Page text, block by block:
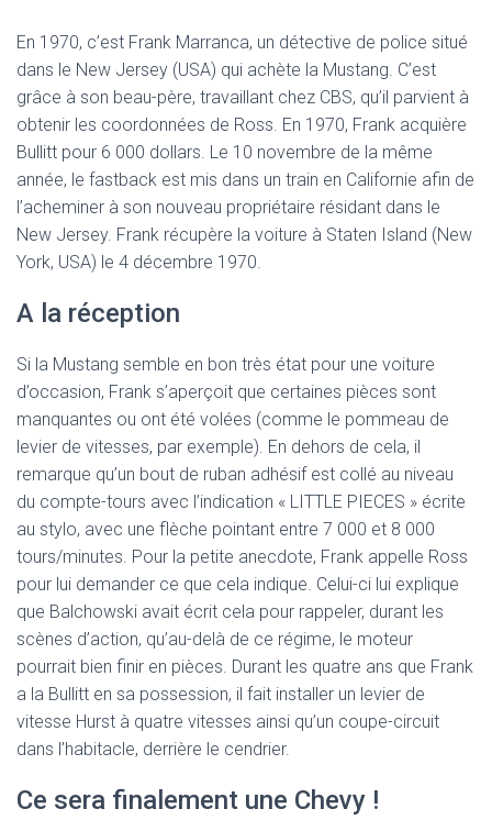
En 1970, c’est Frank Marranca, un détective de police situé
dans le New Jersey (USA) qui achète la Mustang. C’est
grâce à son beau-père, travaillant chez CBS, qu’il parvient à
obtenir les coordonnées de Ross. En 1970, Frank acquière
Bullitt pour 6 000 dollars. Le 10 novembre de la même
année, le fastback est mis dans un train en Californie afin de
l’acheminer à son nouveau propriétaire résidant dans le
New Jersey. Frank récupère la voiture à Staten Island (New
York, USA) le 4 décembre 1970.
A la réception
Si la Mustang semble en bon très état pour une voiture
d’occasion, Frank s’aperçoit que certaines pièces sont
manquantes ou ont été volées (comme le pommeau de
levier de vitesses, par exemple). En dehors de cela, il
remarque qu’un bout de ruban adhésif est collé au niveau
du compte-tours avec l’indication « LITTLE PIECES » écrite
au stylo, avec une flèche pointant entre 7 000 et 8 000
tours/minutes. Pour la petite anecdote, Frank appelle Ross
pour lui demander ce que cela indique. Celui-ci lui explique
que Balchowski avait écrit cela pour rappeler, durant les
scènes d’action, qu’au-delà de ce régime, le moteur
pourrait bien finir en pièces. Durant les quatre ans que Frank
a la Bullitt en sa possession, il fait installer un levier de
vitesse Hurst à quatre vitesses ainsi qu’un coupe-circuit
dans l’habitacle, derrière le cendrier.
Ce sera finalement une Chevy !